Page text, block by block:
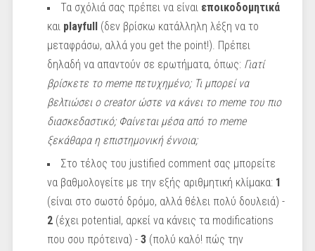
Τα σχόλιά σας πρέπει να είναι εποικοδομητικά
και playfull(δεν βρίσκω κατάλληλη λέξη να το
μεταφράσω, αλλά you get the point!). Πρέπει
δηλαδή να απαντούν σε ερωτήματα, όπως: Γιατί
βρίσκετε το meme πετυχημένο; Τι μπορεί να
βελτιώσει ο creator ώστε να κάνει το meme του πιο
διασκεδαστικό; Φαίνεται μέσα από το meme
ξεκάθαρα η επιστημονική έννοια;
Στο τέλος του justified comment σας μπορείτε
να βαθμολογείτε με την εξής αριθμητική κλίμακα: 1
(είναι στο σωστό δρόμο, αλλά θέλει πολύ δουλειά) -
2(έχει potential, αρκεί να κάνεις τα modifications
που σου πρότεινα) - 3(πολύ καλό! πώς την